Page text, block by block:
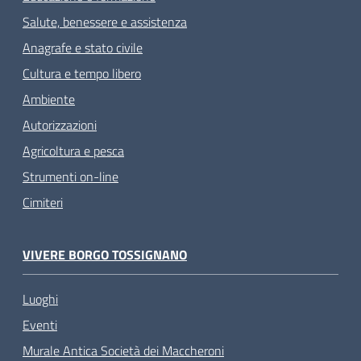
Salute, benessere e assistenza
Anagrafe e stato civile
Cultura e tempo libero
Ambiente
Autorizzazioni
Agricoltura e pesca
Strumenti on-line
Cimiteri
VIVERE BORGO TOSSIGNANO
Luoghi
Eventi
Murale Antica Società dei Maccheroni